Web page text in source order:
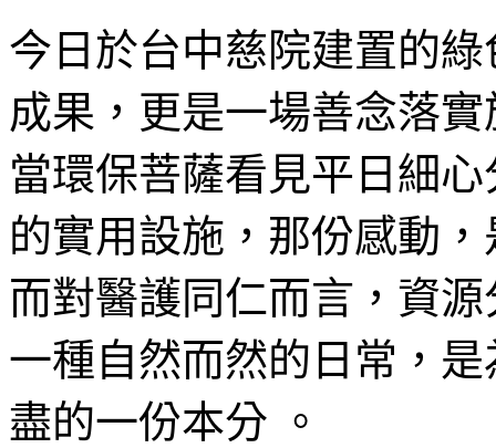
今日於台中慈院建置的
成果，更是一場善念落
當環保菩薩看見平日細
的實用設施，那份感動
而對醫護同仁而言，資
一種自然而然的日常，
盡的一份本分 。